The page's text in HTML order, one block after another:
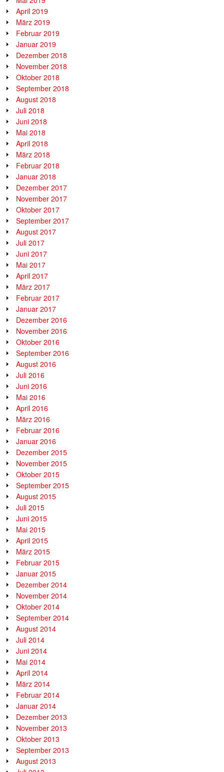
April 2019
März 2019
Februar 2019
Januar 2019
Dezember 2018
November 2018
Oktober 2018
September 2018
August 2018
Juli 2018
Juni 2018
Mai 2018
April 2018
März 2018
Februar 2018
Januar 2018
Dezember 2017
November 2017
Oktober 2017
September 2017
August 2017
Juli 2017
Juni 2017
Mai 2017
April 2017
März 2017
Februar 2017
Januar 2017
Dezember 2016
November 2016
Oktober 2016
September 2016
August 2016
Juli 2016
Juni 2016
Mai 2016
April 2016
März 2016
Februar 2016
Januar 2016
Dezember 2015
November 2015
Oktober 2015
September 2015
August 2015
Juli 2015
Juni 2015
Mai 2015
April 2015
März 2015
Februar 2015
Januar 2015
Dezember 2014
November 2014
Oktober 2014
September 2014
August 2014
Juli 2014
Juni 2014
Mai 2014
April 2014
März 2014
Februar 2014
Januar 2014
Dezember 2013
November 2013
Oktober 2013
September 2013
August 2013